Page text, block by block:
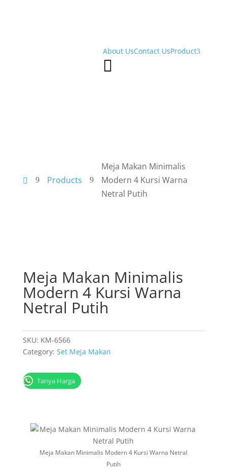
About UsContact UsProduct3

 9 Products 9
Meja Makan Minimalis
Modern 4 Kursi Warna
Netral Putih
Meja Makan Minimalis
Modern 4 Kursi Warna
Netral Putih
SKU: KM-6566
Category: Set Meja Makan
Tanya Harga
Meja Makan Minimalis Modern 4 Kursi Warna Netral
Putih